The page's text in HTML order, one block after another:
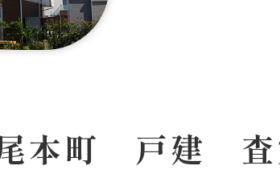
本町 戸建